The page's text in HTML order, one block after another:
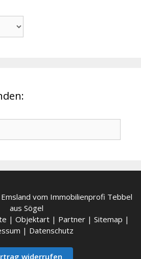
vom Immobilienprofi Tebbel
aus Sögel
| Objektart | Partner | Sitemap |
| Datenschutz
widerrufen